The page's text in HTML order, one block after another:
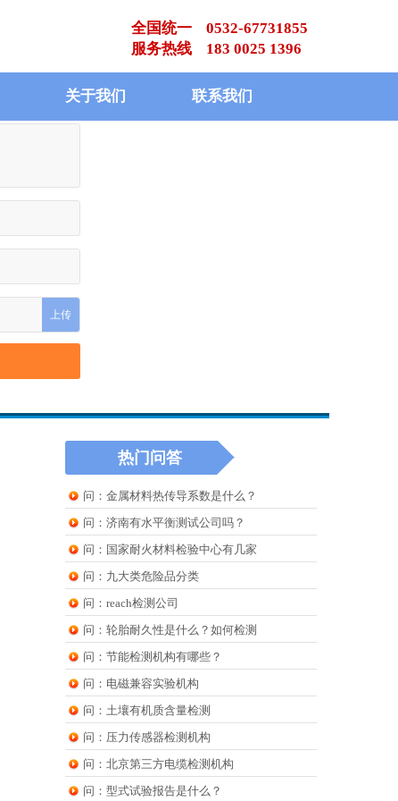
全国统一 0532-67731855
服务热线 183 0025 1396
关于我们 联系我们
上传
热门问答
问：金属材料热传导系数是什么？
问：济南有水平衡测试公司吗？
问：国家耐火材料检验中心有几家
问：九大类危险品分类
问：reach检测公司
问：轮胎耐久性是什么？如何检测
问：节能检测机构有哪些？
问：电磁兼容实验机构
问：土壤有机质含量检测
问：压力传感器检测机构
问：北京第三方电缆检测机构
问：型式试验报告是什么？